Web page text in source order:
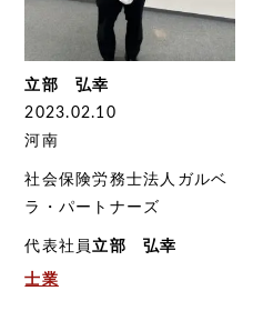
立部 弘幸
2023.02.10
河南
社会保険労務士法人ガルベ
ラ・パートナーズ
代表社員立部 弘幸
士業